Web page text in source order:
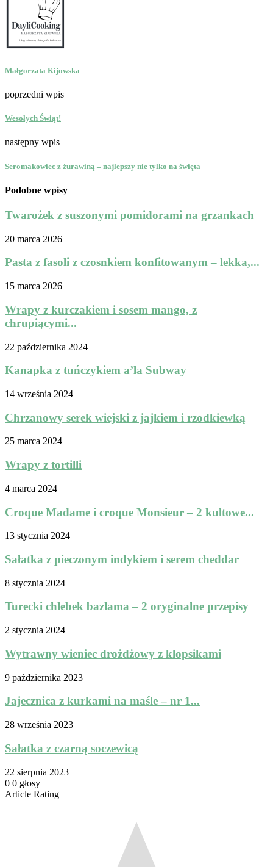
Małgorzata Kijowska
poprzedni wpis
Wesołych Świąt!
następny wpis
Seromakowiec z żurawiną – najlepszy nie tylko na święta
Podobne wpisy
Twarożek z suszonymi pomidorami na grzankach
20 marca 2026
Pasta z fasoli z czosnkiem konfitowanym – lekka,...
15 marca 2026
Wrapy z kurczakiem i sosem mango, z
chrupiącymi...
22 października 2024
Kanapka z tuńczykiem a’la Subway
14 września 2024
Chrzanowy serek wiejski z jajkiem i rzodkiewką
25 marca 2024
Wrapy z tortilli
4 marca 2024
Croque Madame i croque Monsieur – 2 kultowe...
13 stycznia 2024
Sałatka z pieczonym indykiem i serem cheddar
8 stycznia 2024
Turecki chlebek bazlama – 2 oryginalne przepisy
2 stycznia 2024
Wytrawny wieniec drożdżowy z klopsikami
9 października 2023
Jajecznica z kurkami na maśle – nr 1...
28 września 2023
Sałatka z czarną soczewicą
22 sierpnia 2023
0 0 głosy
Article Rating